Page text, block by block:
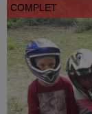
COMPLET